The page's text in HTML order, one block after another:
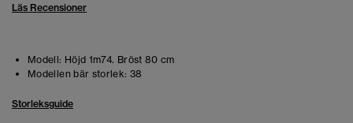
Läs Recensioner
Modell: Höjd 1m74. Bröst 80 cm
Modellen bär storlek: 38
Storleksguide